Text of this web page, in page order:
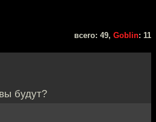
всего: 49, Goblin: 11
будут?